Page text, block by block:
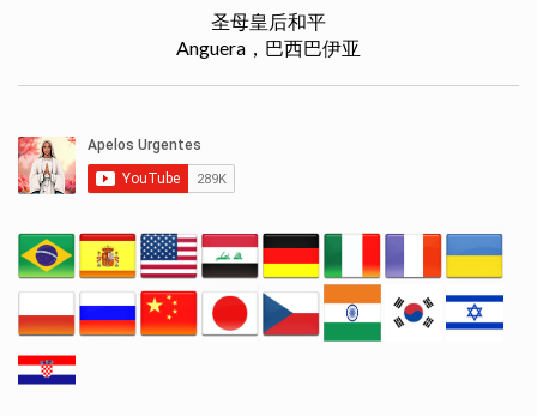
圣母皇后和平
Anguera，巴西巴伊亚